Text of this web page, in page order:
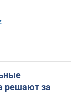
решают за